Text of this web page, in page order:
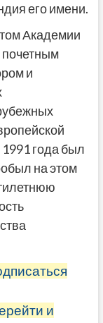
его имени.
Академии
почетным
и
1991 года был
на этом
и